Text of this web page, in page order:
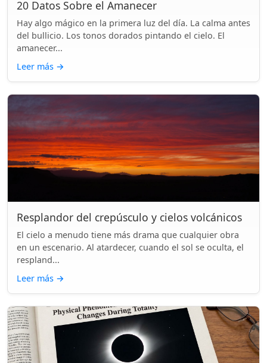
20 Datos Sobre el Amanecer
Hay algo mágico en la primera luz del día. La calma antes
del bullicio. Los tonos dorados pintando el cielo. El
amanecer...
Leer más →
Resplandor del crepúsculo y cielos volcánicos
El cielo a menudo tiene más drama que cualquier obra
en un escenario. Al atardecer, cuando el sol se oculta, el
respland...
Leer más →